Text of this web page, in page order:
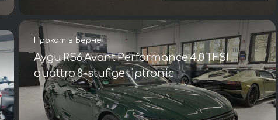
Прокат в Берне
Ауди RS6 Avant Performance 4.0 TFSI
quattro 8-stufige tiptronic